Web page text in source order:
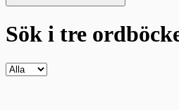
Sök i tre